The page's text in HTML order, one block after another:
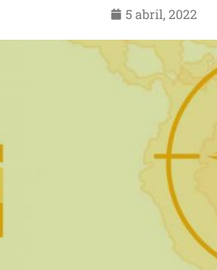
5 abril, 2022